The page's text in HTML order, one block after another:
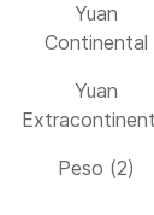
Yuan
Continental
Yuan
Peso (2)